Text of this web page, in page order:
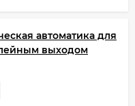
автоматика для
выходом